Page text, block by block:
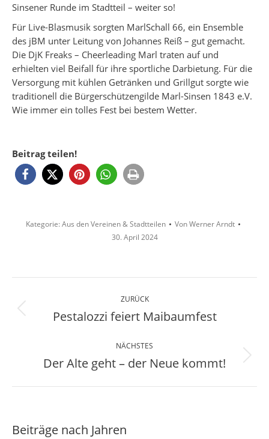
Sinsener Runde im Stadtteil – weiter so!
Für Live-Blasmusik sorgten MarlSchall 66, ein Ensemble
des jBM unter Leitung von Johannes Reiß – gut gemacht.
Die DjK Freaks – Cheerleading Marl traten auf und
erhielten viel Beifall für ihre sportliche Darbietung. Für die
Versorgung mit kühlen Getränken und Grillgut sorgte wie
traditionell die Bürgerschützengilde Marl-Sinsen 1843 e.V.
Wie immer ein tolles Fest bei bestem Wetter.
Beitrag teilen!
Kategorie:Aus den Vereinen & Stadtteilen VonWerner Arndt
30. April 2024
Kommentarnavigation
ZURÜCK
Vorheriger
Pestalozzi feiert Maibaumfest
NÄCHSTES
Nächster
Der Alte geht – der Neue kommt!
Beiträge nach Jahren